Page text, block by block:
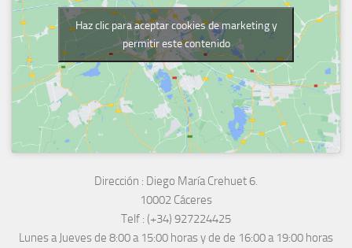
Haz clic para aceptar cookies de marketing y
permitir este contenido
Dirección : Diego María Crehuet 6.
10002 Cáceres
Telf : (+34) 927224425
Lunes a Jueves de 8:00 a 15:00 horas y de de 16:00 a 19:00 horas